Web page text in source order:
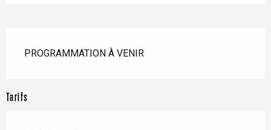
PROGRAMMATION À VENIR
Tarifs